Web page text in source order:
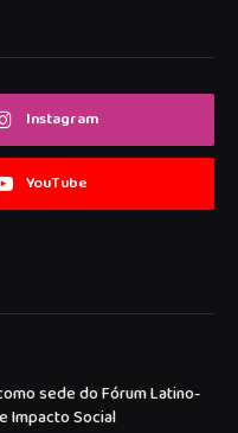
Instagram
YouTube
sede do Fórum Latino-
Impacto Social